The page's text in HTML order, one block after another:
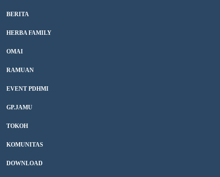
BERITA
HERBA FAMILY
OMAI
RAMUAN
EVENT PDHMI
GP.JAMU
TOKOH
KOMUNITAS
DOWNLOAD